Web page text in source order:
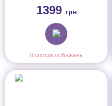
1399 грн
В список побажань